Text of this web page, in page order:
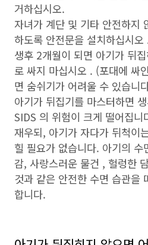
거하십시오.
자녀가 계단 및 기타 안전하지
하도록 안전문을 설치하십시오
생후 2개월이 되면 아기가 뒤
로 싸지 마십시오 . (포대에 싸
면 숨쉬기가 어려울 수 있습니
아기가 뒤집기를 마스터하면
SIDS 의 위험이 크게 떨어집니
재우되, 아기가 자다가 뒤척이
힐 필요가 없습니다. 아기의
감, 사랑스러운 물건 , 헐렁한
것과 같은 안전한 수면 습관을
합니다.